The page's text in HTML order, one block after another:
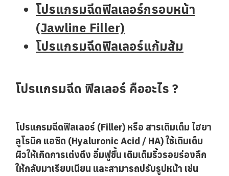
โปรแกรมฉีดฟิลเลอร์กรอบหน้า
(Jawline Filler)
โปรแกรมฉีดฟิลเลอร์แก้มส้ม
โปรแกรมฉีด ฟิลเลอร์ คืออะไร ?
โปรแกรมฉีดฟิลเลอร์ (Filler) หรือ สารเติมเต็ม ไฮยา
ลูโรนิค แอซิด (Hyaluronic Acid / HA) ใช้เติมเต็ม
ผิวให้เกิดการเต่งตึง อิ่มฟูขึ้น เติมเต็มริ้วรอยร่องลึก
ให้กลับมาเรียบเนียน และสามารถปรับรูปหน้า เช่น